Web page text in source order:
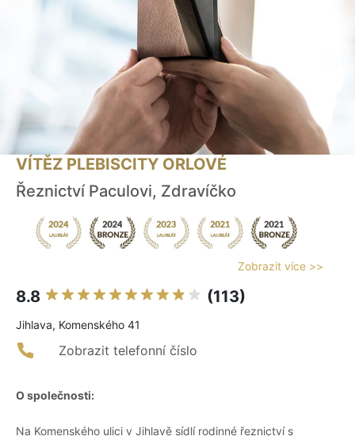
VÍTĚZ PLEBISCITY ORLOVÉ
Řeznictví Paculovi, Zdravíčko
Zobrazit více >>
8.8 (113)
Jihlava, Komenského 41
Zobrazit telefonní číslo
O společnosti:
Na Komenského ulici v Jihlavě sídlí rodinné řeznictví s